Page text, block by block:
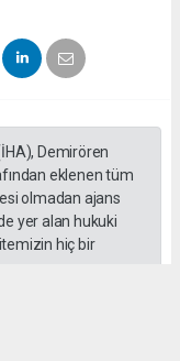
Demirören
eklenen tüm
olmadan ajans
yer alan hukuki
hiç bir